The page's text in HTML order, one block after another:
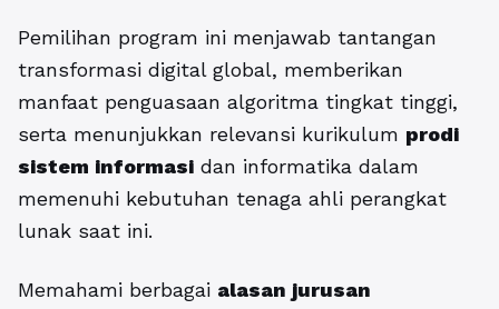
Pemilihan program ini menjawab tantangan
transformasi digital global, memberikan
manfaat penguasaan algoritma tingkat tinggi,
serta menunjukkan relevansi kurikulum prodi
sistem informasi dan informatika dalam
memenuhi kebutuhan tenaga ahli perangkat
lunak saat ini.
Memahami berbagai alasan jurusan